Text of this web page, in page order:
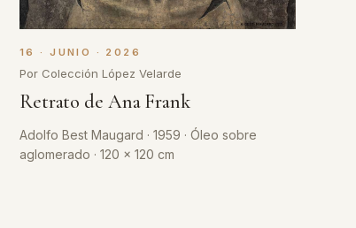
16 · JUNIO · 2026
Por Colección López Velarde
Retrato de Ana Frank
Adolfo Best Maugard · 1959 · Óleo sobre
aglomerado · 120 x 120 cm